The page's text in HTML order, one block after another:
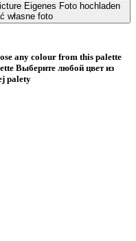
Eigenes Foto hochladen
własne foto
any colour from this palette
Bыберите любой цвет из
palety